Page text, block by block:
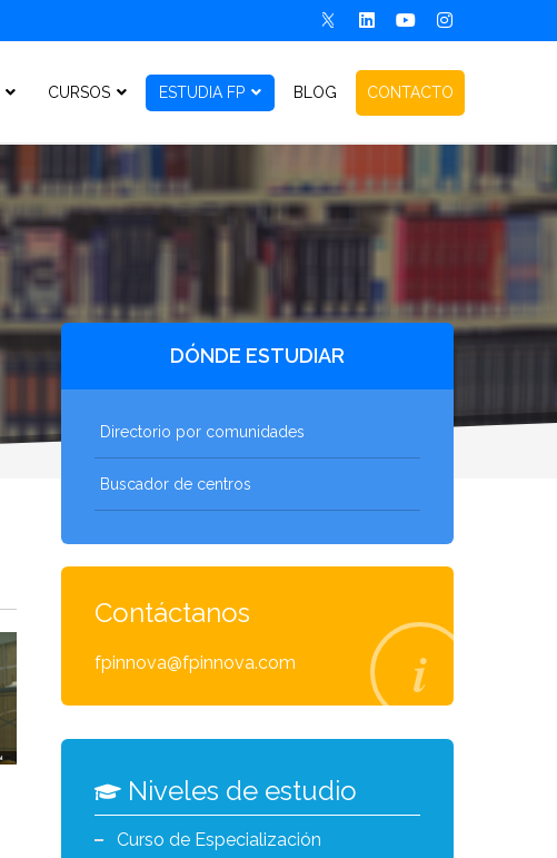
CURSOS ESTUDIA FP BLOG CONTACTO
DÓNDE ESTUDIAR
Directorio por comunidades
Buscador de centros
Contáctanos
fpinnova@fpinnova.com
Niveles de estudio
Curso de Especialización